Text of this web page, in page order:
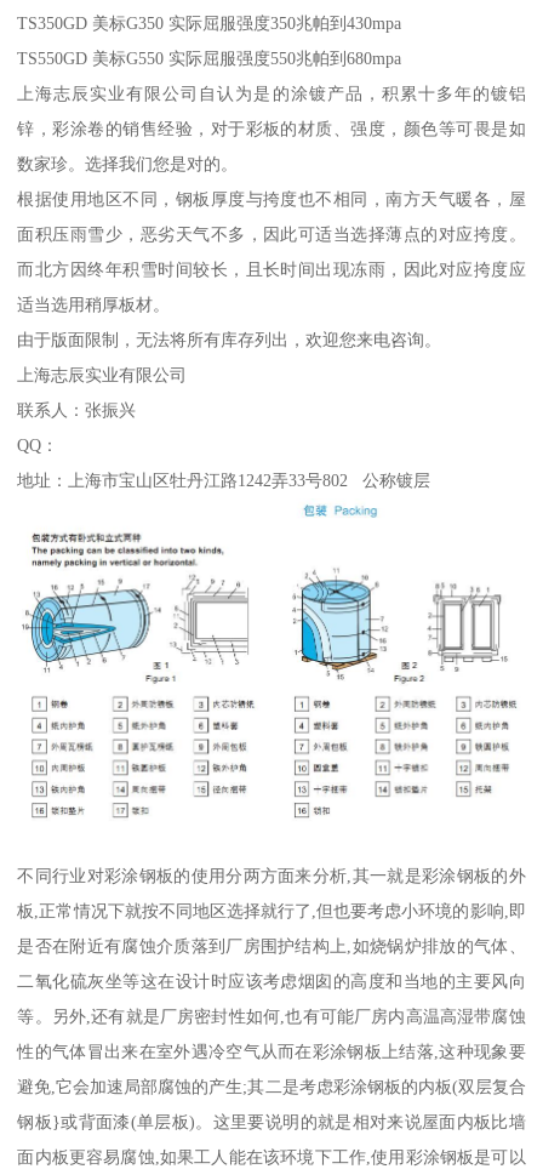
TS350GD 美标G350 实际屈服强度350兆帕到430mpa
TS550GD 美标G550 实际屈服强度550兆帕到680mpa
上海志辰实业有限公司自认为是的涂镀产品，积累十多年的镀铝
锌，彩涂卷的销售经验，对于彩板的材质、强度，颜色等可畏是如
数家珍。选择我们您是对的。
根据使用地区不同，钢板厚度与挎度也不相同，南方天气暖各，屋
面积压雨雪少，恶劣天气不多，因此可适当选择薄点的对应挎度。
而北方因终年积雪时间较长，且长时间出现冻雨，因此对应挎度应
适当选用稍厚板材。
由于版面限制，无法将所有库存列出，欢迎您来电咨询。
上海志辰实业有限公司
联系人：张振兴
QQ：
地址：上海市宝山区牡丹江路1242弄33号802 公称镀层
不同行业对彩涂钢板的使用分两方面来分析,其一就是彩涂钢板的外
板,正常情况下就按不同地区选择就行了,但也要考虑小环境的影响,即
是否在附近有腐蚀介质落到厂房围护结构上,如烧锅炉排放的气体、
二氧化硫灰坐等这在设计时应该考虑烟囱的高度和当地的主要风向
等。另外,还有就是厂房密封性如何,也有可能厂房内高温高湿带腐蚀
性的气体冒出来在室外遇冷空气从而在彩涂钢板上结落,这种现象要
避免,它会加速局部腐蚀的产生;其二是考虑彩涂钢板的内板(双层复合
钢板}或背面漆(单层板)。这里要说明的就是相对来说屋面内板比墙
面内板更容易腐蚀,如果工人能在该环境下工作,使用彩涂钢板是可以